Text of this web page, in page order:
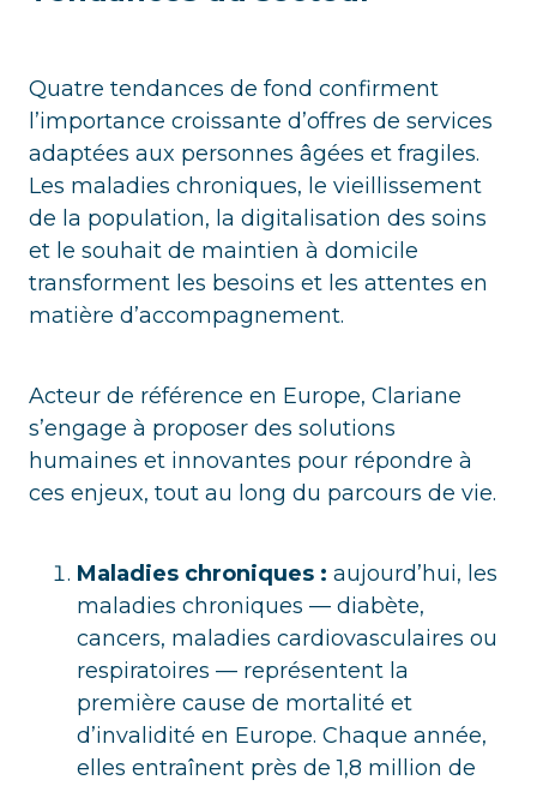
Quatre tendances de fond confirment
l’importance croissante d’offres de services
adaptées aux personnes âgées et fragiles.
Les maladies chroniques, le vieillissement
de la population, la digitalisation des soins
et le souhait de maintien à domicile
transforment les besoins et les attentes en
matière d’accompagnement.
Acteur de référence en Europe, Clariane
s’engage à proposer des solutions
humaines et innovantes pour répondre à
ces enjeux, tout au long du parcours de vie.
Maladies chroniques : aujourd’hui, les
maladies chroniques — diabète,
cancers, maladies cardiovasculaires ou
respiratoires — représentent la
première cause de mortalité et
d’invalidité en Europe. Chaque année,
elles entraînent près de 1,8 million de